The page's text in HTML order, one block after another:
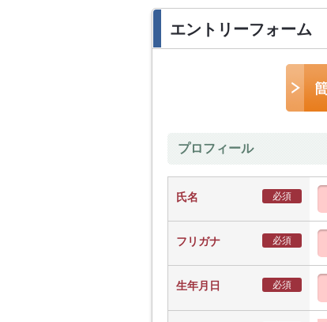
エントリーフォーム
プロフィール
氏名 必須
フリガナ 必須
生年月日 必須